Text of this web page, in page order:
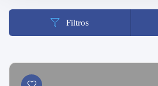
Filtros